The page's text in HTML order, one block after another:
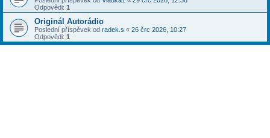
Odpovědi: 1
Originál Autorádio
Poslední příspěvek od radek.s « 26 črc 2026, 10:27
Odpovědi: 1